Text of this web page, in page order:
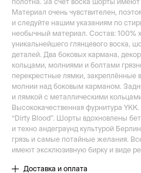
полотна. За счет воска шорты имеют
Материал очень чувствителен,
и следуйте нашим указаниям по
необычный материал. Состав:
уникальнейшего глянцевого воска,
деталей. Два боковых кармана,
кольцами, молниями и болтами
перекрестные лямки, закреплённые
молнии над боковым карманом.
и лямкой с металлическими
Высококачественная фурнитура
“Dirty Blood”. Шорты вдохновлены
и техно андеграунд культурой
грязь и самые потайные желания.
имеют эксклюзивную бирку и виде
Доставка и оплата